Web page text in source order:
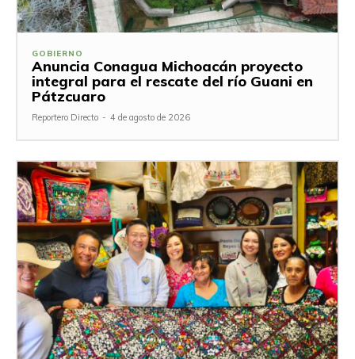
GOBIERNO
Anuncia Conagua Michoacán proyecto
integral para el rescate del río Guani en
Pátzcuaro
Reportero Directo - 4 de agosto de 2026